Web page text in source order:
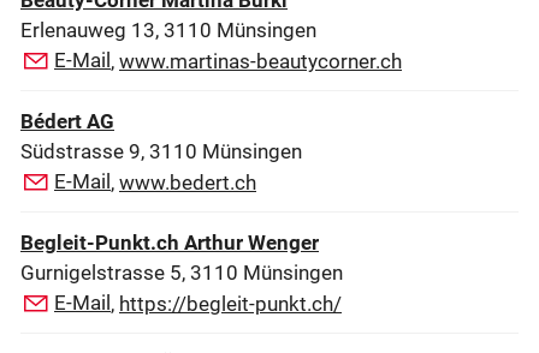
Erlenauweg 13, 3110 Münsingen
E-Mail , www.martinas-beautycorner.ch
Bédert AG
Südstrasse 9, 3110 Münsingen
E-Mail , www.bedert.ch
Begleit-Punkt.ch Arthur Wenger
Gurnigelstrasse 5, 3110 Münsingen
E-Mail , https://begleit-punkt.ch/